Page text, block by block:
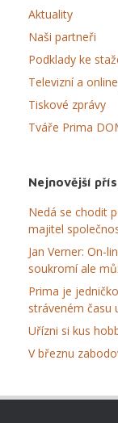
Aktuality
Naši partneři
Podklady ke
Televizní a
Tiskové zprávy
Tváře Prima
Nejnovější
Nedá se chodit
majitel
Jan Verner: On-
soukromí ale
Prima je
stráveném času
Uřízni si kus
V březnu